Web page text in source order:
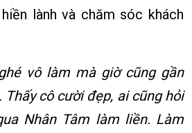
lành và chăm sóc khách
vô làm mà giờ cũng gần
Thấy cô cười đẹp, ai cũng hỏi
Nhân Tâm làm liền. Làm